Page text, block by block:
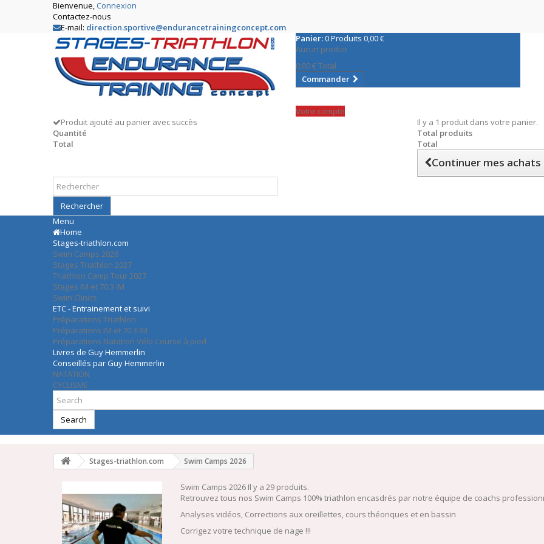
Bienvenue,Connexion
Contactez-nous
E-mail: direction.sportive@endurancetrainingconcept.com
Panier:0Produits 0,00 €
Aucun produit
0,00 € Total
Commander
Votre compte
Produit ajouté au panier avec succès
Quantité
Total
Il y a 1 produit dans votre panier.
Total produits
Total
Continuer mes achats
Rechercher
Menu
Home
Stages-triathlon.com
Swim Camps 2026
Stages Triathlon 2027
Triathlon Camp Tour 2027
Stages IM et 70.3 IM
Swim Clinics
ETC - Entrainement et suivi
Préparations Triathlon
Préparations IM et 70.3 IM
Préparations Natation Vélo Course à pied
Livres de Guy Hemmerlin
Conseillés par Guy Hemmerlin
NATATION
CYCLISME
Search
Stages-triathlon.com Swim Camps 2026
Swim Camps 2026 Il y a 29 produits.
Retrouvez tous nos Swim Camps 100% triathlon encasdrés par notre équipe de coachs
Analyses vidéos, Corrections aux oreillettes, cours théoriques et en bassin
Corrigez votre technique de nage !!!